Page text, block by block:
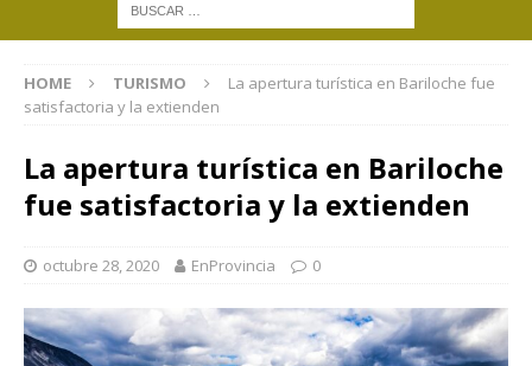
HOME TURISMO
La apertura turística en Bariloche fue
satisfactoria y la extienden
La apertura turística en Bariloche
fue satisfactoria y la extienden
octubre 28, 2020 EnProvincia 0